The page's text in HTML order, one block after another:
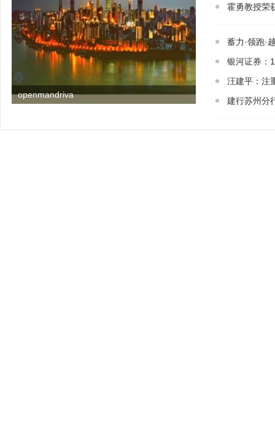
openmandriva
霍勇教授荣
蓄力·领跑·
银河证券：
汪建平：注
建行苏州分